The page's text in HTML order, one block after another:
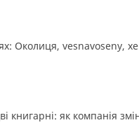
Околиця, vesnavoseny,
книгарні: як компанія